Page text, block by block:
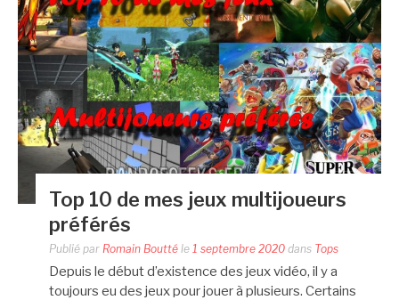
Top 10 de mes jeux multijoueurs
préférés
Publié par Romain Boutté le 1 septembre 2020 dans Tops
Depuis le début d’existence des jeux vidéo, il y a
toujours eu des jeux pour jouer à plusieurs. Certains